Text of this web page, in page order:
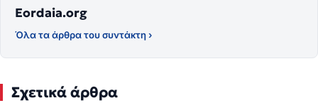
Eordaia.org
Όλα τα άρθρα του συντάκτη ›
Σχετικά άρθρα